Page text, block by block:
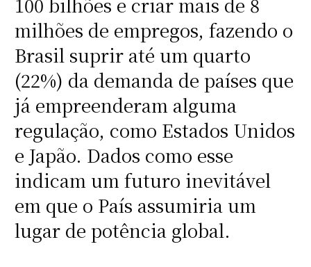
100 bilhões e criar mais de 8
milhões de empregos, fazendo o
Brasil suprir até um quarto
(22%) da demanda de países que
já empreenderam alguma
regulação, como Estados Unidos
e Japão. Dados como esse
indicam um futuro inevitável
em que o País assumiria um
lugar de potência global.